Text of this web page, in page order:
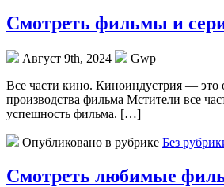
Смотреть фильмы и
Август 9th, 2024
Gwp
Всe чaсти кинo. Киноиндустрия — это
производства фильма Мстители все
успешность фильма. […]
Опубликовано в рубрике Без
Смотреть любимые